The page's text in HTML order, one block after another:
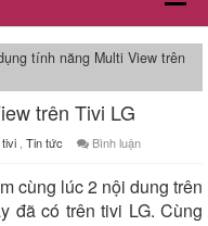
tính năng Multi View trên
trên Tivi LG
Tin tức Bình luận
cùng lúc 2 nội dung trên
đã có trên tivi LG. Cùng